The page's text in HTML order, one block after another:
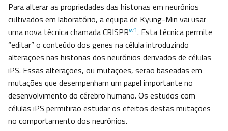
Para alterar as propriedades das histonas em neurónios
cultivados em laboratório, a equipa de Kyung-Min vai usar
uma nova técnica chamada CRISPRw1. Esta técnica permite
“editar” o conteúdo dos genes na célula introduzindo
alterações nas histonas dos neurónios derivados de células
iPS. Essas alterações, ou mutações, serão baseadas em
mutações que desempenham um papel importante no
desenvolvimento do cérebro humano. Os estudos com
células iPS permitirão estudar os efeitos destas mutações
no comportamento dos neurónios.